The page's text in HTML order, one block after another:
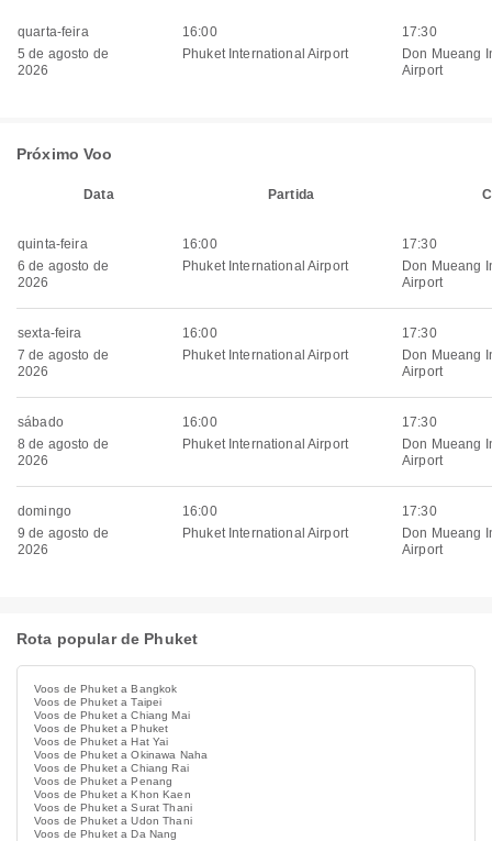
quarta-feira
5 de agosto de
2026
16:00
Phuket International Airport
17:30
Don Mueang
Airport
Próximo Voo
Data Partida
quinta-feira
6 de agosto de
2026
16:00
Phuket International Airport
17:30
Don Mueang
Airport
sexta-feira
7 de agosto de
2026
16:00
Phuket International Airport
17:30
Don Mueang
Airport
sábado
8 de agosto de
2026
16:00
Phuket International Airport
17:30
Don Mueang
Airport
domingo
9 de agosto de
2026
16:00
Phuket International Airport
17:30
Don Mueang
Airport
Rota popular de Phuket
Voos de Phuket a Bangkok
Voos de Phuket a Taipei
Voos de Phuket a Chiang Mai
Voos de Phuket a Phuket
Voos de Phuket a Hat Yai
Voos de Phuket a Okinawa Naha
Voos de Phuket a Chiang Rai
Voos de Phuket a Penang
Voos de Phuket a Khon Kaen
Voos de Phuket a Surat Thani
Voos de Phuket a Udon Thani
Voos de Phuket a Da Nang